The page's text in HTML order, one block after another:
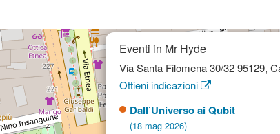
Eventi in Mr Hyde
Via Santa Filomena 30/32 95129,
Ottieni indicazioni
Dall’Universo ai Qubit
(18 mag 2026)